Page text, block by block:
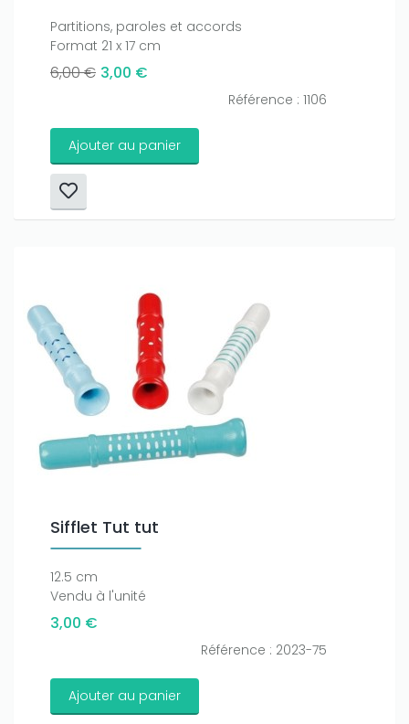
Partitions, paroles et accords
Format 21 x 17 cm
6,00 € 3,00 €
Référence : 1106
Ajouter au panier
Sifflet Tut tut
12.5 cm
Vendu à l'unité
3,00 €
Référence : 2023-75
Ajouter au panier